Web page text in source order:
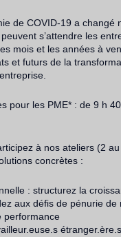
de COVID-19 a changé
s’attendre les
mois et les années à
et futurs de la
pour les PME* : de 9 h
à nos ateliers (2
concrètes :
: structurez la
aux défis de pénurie de
performance